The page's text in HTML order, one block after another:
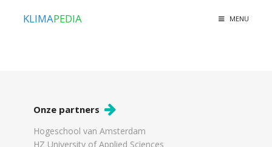
KLIMAPEDIA MENU
Onze partners
Hogeschool van Amsterdam
HZ University of Applied Sciences